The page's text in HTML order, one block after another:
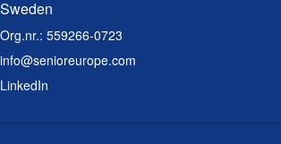
Sweden
Org.nr.: 559266-0723
info@senioreurope.com
LinkedIn